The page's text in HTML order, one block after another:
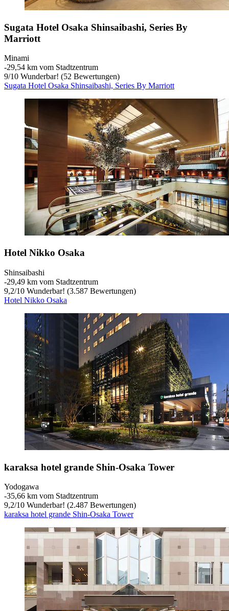
Sugata Hotel Osaka Shinsaibashi, Series By
Marriott
Minami
‐29,54 km vom Stadtzentrum
9/10 Wunderbar! (52 Bewertungen)
Sugata Hotel Osaka Shinsaibashi, Series By Marriott
Hotel Nikko Osaka
Shinsaibashi
‐29,49 km vom Stadtzentrum
9,2/10 Wunderbar! (3.587 Bewertungen)
Hotel Nikko Osaka
karaksa hotel grande Shin-Osaka Tower
Yodogawa
‐35,66 km vom Stadtzentrum
9,2/10 Wunderbar! (2.487 Bewertungen)
karaksa hotel grande Shin-Osaka Tower